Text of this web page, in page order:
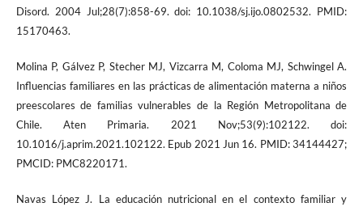
Disord. 2004 Jul;28(7):858-69. doi: 10.1038/sj.ijo.0802532. PMID:
15170463.
Molina P, Gálvez P, Stecher MJ, Vizcarra M, Coloma MJ, Schwingel A.
Influencias familiares en las prácticas de alimentación materna a niños
preescolares de familias vulnerables de la Región Metropolitana de
Chile. Aten Primaria. 2021 Nov;53(9):102122. doi:
10.1016/j.aprim.2021.102122. Epub 2021 Jun 16. PMID: 34144427;
PMCID: PMC8220171.
Navas López J. La educación nutricional en el contexto familiar y